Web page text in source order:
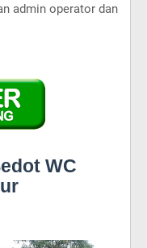
admin operator dan
WC